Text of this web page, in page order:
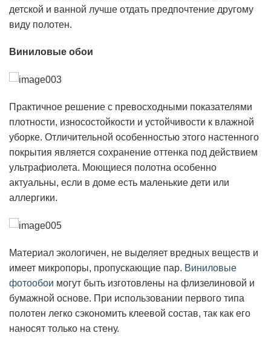
детской и ванной лучше отдать предпочтение другому
виду полотен.
Виниловые обои
Практичное решение с превосходными показателями
плотности, износостойкости и устойчивости к влажной
уборке. Отличительной особенностью этого настенного
покрытия является сохранение оттенка под действием
ультрафиолета. Моющиеся полотна особенно
актуальны, если в доме есть маленькие дети или
аллергики.
Материал экологичен, не выделяет вредных веществ и
имеет микропоры, пропускающие пар. Виниловые
фотообои могут быть изготовлены на флизелиновой и
бумажной основе. При использовании первого типа
полотен легко сэкономить клеевой состав, так как его
наносят только на стену.